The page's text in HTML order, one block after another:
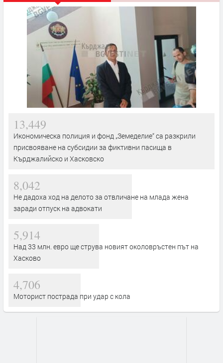
13,449
Икономическа полиция и фонд „Земеделие“ са разкрили
присвояване на субсидии за фиктивни пасища в
Кърджалийско и Хасковско
8,042
Не дадоха ход на делото за отвличане на млада жена
заради отпуск на адвокати
5,914
Над 33 млн. евро ще струва новият околовръстен път на
Хасково
4,706
Моторист пострада при удар с кола